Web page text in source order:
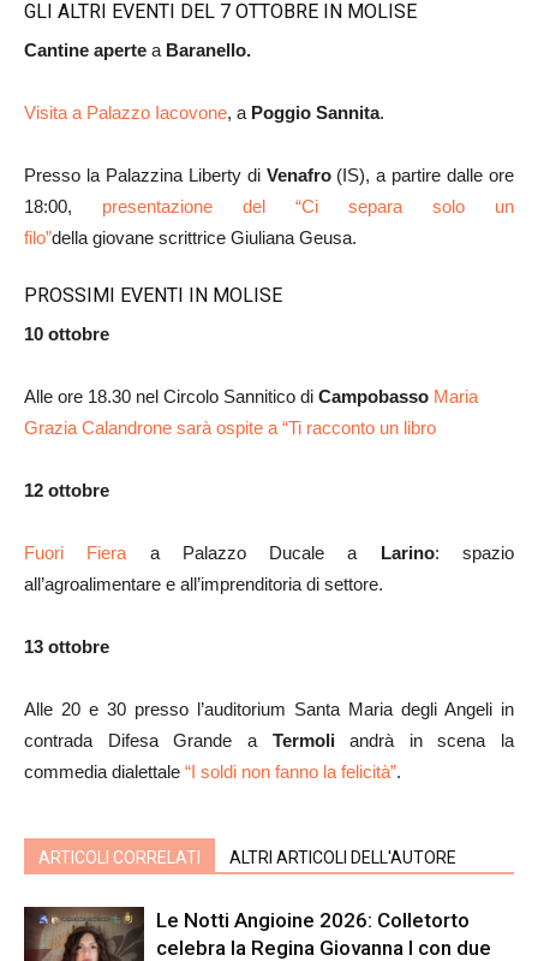
GLI ALTRI EVENTI DEL 7 OTTOBRE IN MOLISE
Cantine aperte a Baranello.
Visita a Palazzo Iacovone, a Poggio Sannita.
Presso la Palazzina Liberty di Venafro(IS),a partire dalle ore
18:00,
presentazione del “Ci separa solo un
filo”della giovane scrittrice Giuliana Geusa.
PROSSIMI EVENTI IN MOLISE
10 ottobre
Alle ore 18.30 nel Circolo Sannitico di Campobasso Maria
Grazia Calandrone sarà ospite a “Ti racconto un libro
12 ottobre
Fuori Fiera a Palazzo Ducale a Larino: spazio
all’agroalimentare e all’imprenditoria di settore.
13 ottobre
Alle 20 e 30 presso l’auditorium Santa Maria degli Angeli in
contrada Difesa Grande a Termoliandrà in scena la
commedia dialettale “I soldi non fanno la felicità”.
ARTICOLI CORRELATI ALTRI ARTICOLI DELL'AUTORE
Le Notti Angioine 2026: Colletorto
celebra la Regina Giovanna I con due